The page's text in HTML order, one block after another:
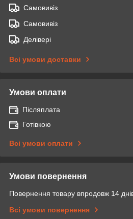
Самовивіз
Самовивіз
Делівері
Всі умови доставки
Умови оплати
Післяплата
Готівкою
Всі умови оплати
Умови повернення
Повернення товару впродовж 14
Всі умови повернення